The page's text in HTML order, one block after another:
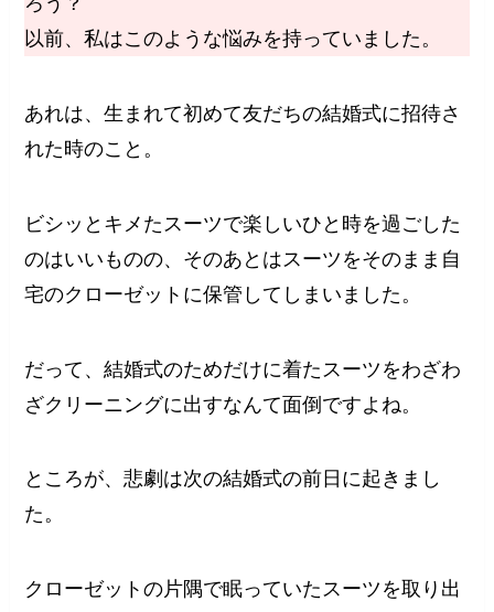
以前、私はこのような悩みを持っていました。
あれは、生まれて初めて友だちの結婚式に招待さ
れた時のこと。
ビシッとキメたスーツで楽しいひと時を過ごした
のはいいものの、そのあとはスーツをそのまま自
宅のクローゼットに保管してしまいました。
だって、結婚式のためだけに着たスーツをわざわ
ざクリーニングに出すなんて面倒ですよね。
ところが、悲劇は次の結婚式の前日に起きまし
た。
クローゼットの片隅で眠っていたスーツを取り出